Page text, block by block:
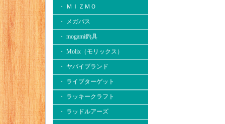
・ ＭＩＺＭＯ
・ メガバス
・ mogami釣具
・ Molix（モリックス）
・ ヤバイブランド
・ ライブターゲット
・ ラッキークラフト
・ ラッドルアーズ